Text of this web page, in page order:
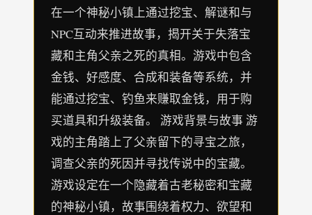
在一个神秘小镇上通过挖宝、解谜和与
NPC互动来推进故事，揭开关于失落宝
藏和主角父亲之死的真相。游戏中包含
金钱、好感度、合成和装备等系统，并
能通过挖宝、钓鱼来赚取金钱，用于购
买道具和升级装备。 游戏背景与故事 游
戏的主角踏上了父亲留下的寻宝之旅，
调查父亲的死因并寻找传说中的宝藏。
游戏设定在一个隐藏着古老秘密和宝藏
的神秘小镇，故事围绕着权力、欲望和